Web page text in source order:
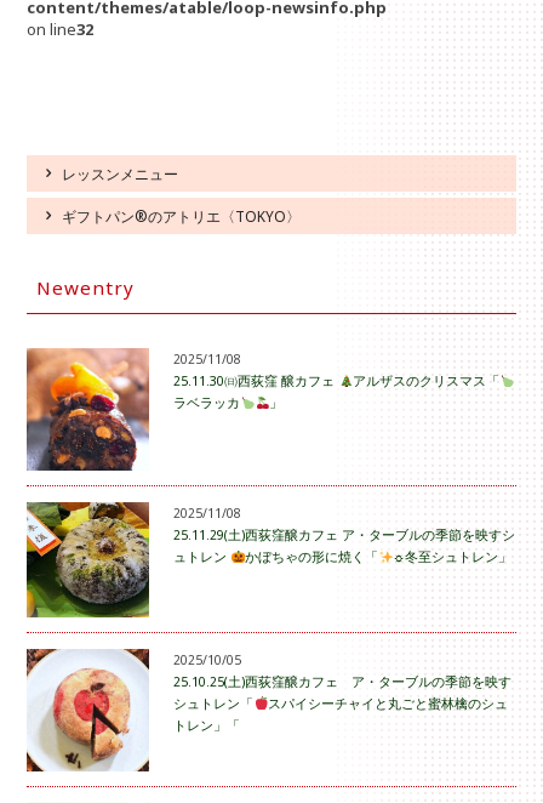
content/themes/atable/loop-newsinfo.php
on line32
レッスンメニュー
ギフトパン®のアトリエ〈TOKYO〉
Newentry
2025/11/08
25.11.30㈰西荻窪 醸カフェ
アルザスのクリスマス「
ラベラッカ
」
2025/11/08
25.11.29(土)西荻窪醸カフェ ア・ターブルの季節を映すシ
ュトレン
かぼちゃの形に焼く「 ☼冬至シュトレン」
2025/10/05
25.10.25(土)西荻窪醸カフェ ア・ターブルの季節を映す
シュトレン「
スパイシーチャイと丸ごと蜜林檎のシュ
トレン」「